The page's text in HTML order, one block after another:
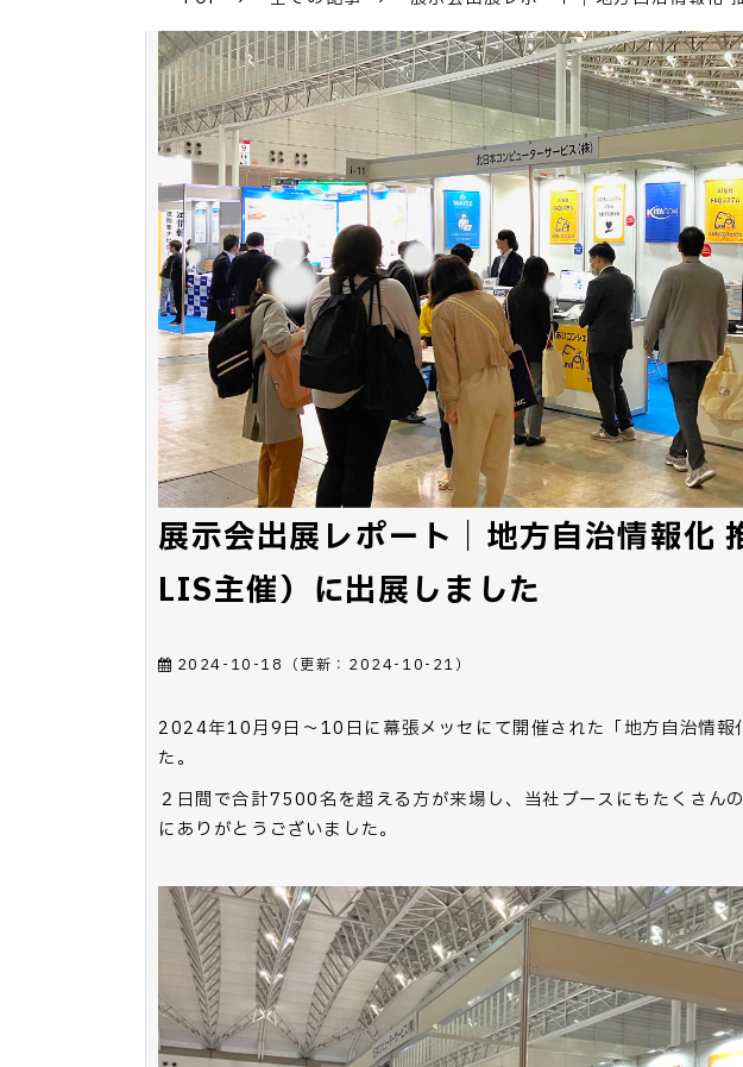
展示会出展レポート｜地方自治情報化
LIS主催）に出展しました
2024-10-18 （更新： 2024-10-21）
2024年10月9日～10日に幕張メッセにて開催された「地方自治情
た。
２日間で合計7500名を超える方が来場し、当社ブースにもたくさん
にありがとうございました。